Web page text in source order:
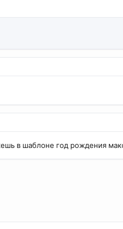
в шаблоне год рождения